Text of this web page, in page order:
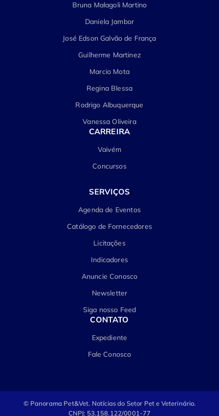
Bruna Malagoli Martino
Daniela Jambor
José Edson Galvão de França
Guilherme Martinez
Marcio Mota
Regina Blessa
Rodrigo Albuquerque
Vanessa Oliveira
CARREIRA
Vaivém
Concursos
SERVIÇOS
Agenda de Eventos
Catálogo de Fornecedores
Licitações
Indicadores
Anuncie Conosco
Newsletter
Siga nosso Feed
CONTATO
Expediente
Fale Conosco
© Panorama Pet&Vet. Notícias do Setor Pet e Veterinário.
CNPJ: 53.158.122/0001-77